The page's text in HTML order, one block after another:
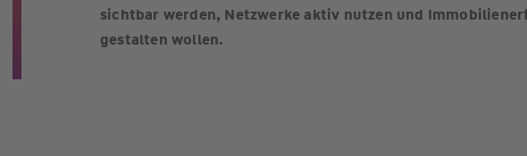
sichtbar werden, Netzwerke aktiv nutzen und
gestalten wollen.